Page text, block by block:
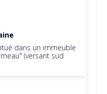
dans un immeuble
(versant sud